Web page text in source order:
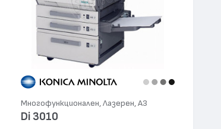
Многофункционален, Лазерен, А3
Di 3010